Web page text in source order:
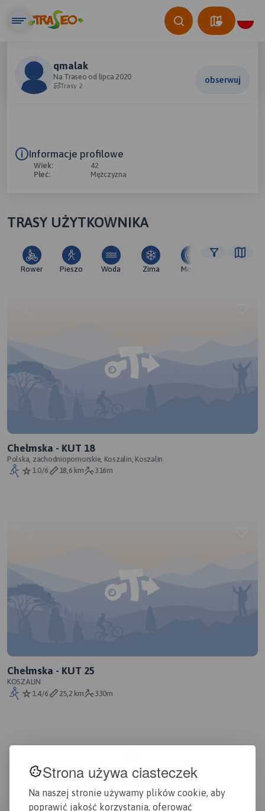
Strona używa ciasteczek
Na naszej stronie używamy plików cookie, aby
poprawić jakość korzystania, oferować
qmalak
Na Traseo od lipca 2020
Trasy 2
obserwuj
Informacje profilowe
Wiek:
42
Płeć:
Mężczyzna
TRASY UŻYTKOWNIKA
Rower Pieszo Woda Zima Moto
Chełmska - KUT 18
Polska, zachodniopomorskie, Koszalin, Koszalin
1.0/6
18,6 km 316m
Chełmska - KUT 25
KOSZALIN
1.4/6
25,2 km 330m